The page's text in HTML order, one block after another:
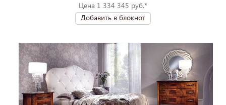
Цена 1 334 345 руб.*
Добавить в блокнот